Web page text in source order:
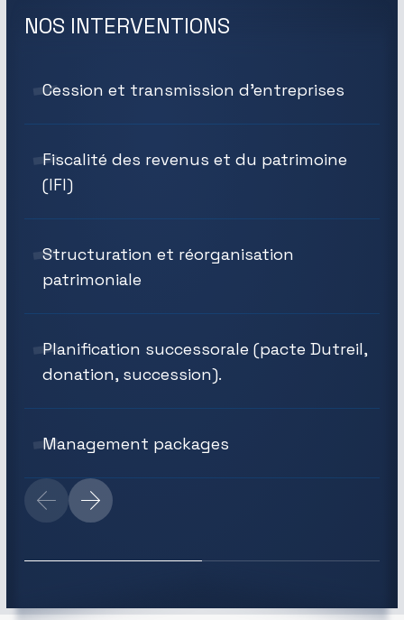
NOS INTERVENTIONS
Cession et transmission d’entreprises
Fiscalité des revenus et du patrimoine
(IFI)
Structuration et réorganisation
patrimoniale
Planification successorale (pacte Dutreil,
donation, succession).
Management packages